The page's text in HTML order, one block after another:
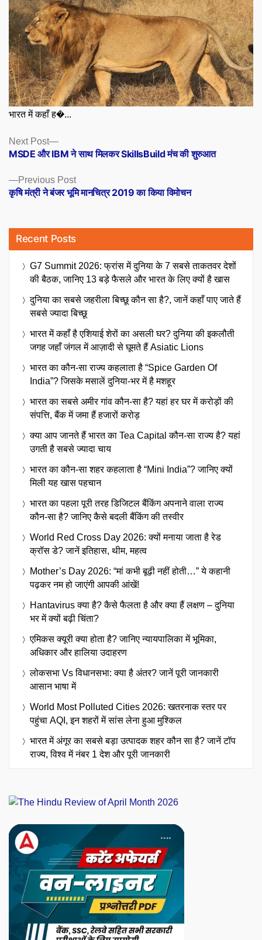
भारत में कहाँ ह�...
Posts
navigation
Previous PostPrevious
post:
कृषि मंत्री ने बंजर भूमि मानचित्र 2019 का किया विमोचन
Next Post
Next
post:
MSDE और IBM ने साथ मिलकर SkillsBuild मंच की शुरुआत
Recent Posts
G7 Summit 2026: फ्रांस में दुनिया के 7 सबसे ताकतवर देशों
की बैठक, जानिए 13 बड़े फैसले और भारत के लिए क्यों है खास
दुनिया का सबसे जहरीला बिच्छू कौन सा है?, जानें कहाँ पाए जाते हैं
सबसे ज्यादा बिच्छू
भारत में कहाँ है एशियाई शेरों का असली घर? दुनिया की इकलौती
जगह जहाँ जंगल में आज़ादी से घूमते हैं Asiatic Lions
भारत का कौन-सा राज्य कहलाता है “Spice Garden Of
India”? जिसके मसालें दुनिया-भर में है मशहूर
भारत का सबसे अमीर गांव कौन-सा है? यहां हर घर में करोड़ों की
संपत्ति, बैंक में जमा हैं हजारों करोड़
क्या आप जानते हैं भारत का Tea Capital कौन-सा राज्य है? यहां
उगती है सबसे ज्यादा चाय
भारत का कौन-सा शहर कहलाता है “Mini India”? जानिए क्यों
मिली यह खास पहचान
भारत का पहला पूरी तरह डिजिटल बैंकिंग अपनाने वाला राज्य
कौन-सा है? जानिए कैसे बदली बैंकिंग की तस्वीर
World Red Cross Day 2026: क्यों मनाया जाता है रेड
क्रॉस डे? जानें इतिहास, थीम, महत्व
Mother’s Day 2026: “मां कभी बूढ़ी नहीं होती…” ये कहानी
पढ़कर नम हो जाएंगी आपकी आंखें!
Hantavirus क्या है? कैसे फैलता है और क्या हैं लक्षण – दुनिया
भर में क्यों बढ़ी चिंता?
एमिकस क्यूरी क्या होता है? जानिए न्यायपालिका में भूमिका,
अधिकार और हालिया उदाहरण
लोकसभा Vs विधानसभा: क्या है अंतर? जानें पूरी जानकारी
आसान भाषा में
World Most Polluted Cities 2026: खतरनाक स्तर पर
पहुंचा AQI, इन शहरों में सांस लेना हुआ मुश्किल
भारत में अंगूर का सबसे बड़ा उत्पादक शहर कौन सा है? जानें टॉप
राज्य, विश्व में नंबर 1 देश और पूरी जानकारी